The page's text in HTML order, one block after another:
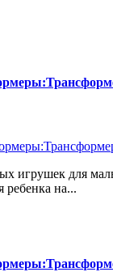
игрушек для
ребенка на...